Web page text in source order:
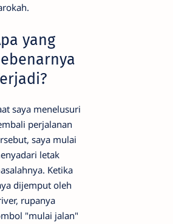
yang
saya menelusuri
perjalanan
saya mulai
letak
Ketika
dijemput oleh
rupanya
"mulai jalan"